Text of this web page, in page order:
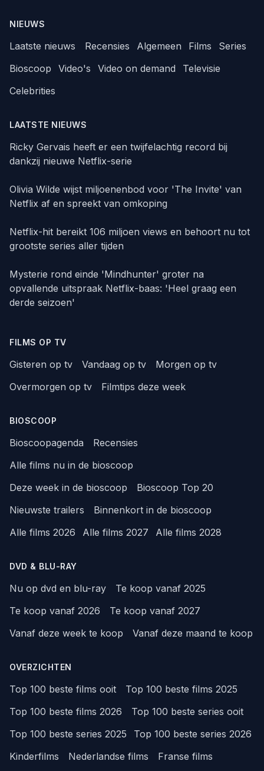
NIEUWS
Laatste nieuws Recensies Algemeen Films
Series
Bioscoop
Video's Video on demand
Televisie
Celebrities
LAATSTE NIEUWS
Ricky Gervais heeft er een twijfelachtig record bij
dankzij nieuwe Netflix-serie
Olivia Wilde wijst miljoenenbod voor 'The Invite' van
Netflix af en spreekt van omkoping
Netflix-hit bereikt 106 miljoen views en behoort nu tot
grootste series aller tijden
Mysterie rond einde 'Mindhunter' groter na
opvallende uitspraak Netflix-baas: 'Heel graag een
derde seizoen'
FILMS OP TV
Gisteren op tv Vandaag op tv
Morgen op tv
Overmorgen op tv
Filmtips deze week
BIOSCOOP
Bioscoopagenda
Recensies
Alle films nu in de bioscoop
Deze week in de bioscoop
Bioscoop Top 20
Nieuwste trailers
Binnenkort in de bioscoop
Alle films 2026
Alle films 2027 Alle films 2028
DVD & BLU-RAY
Nu op dvd en blu-ray
Te koop vanaf 2025
Te koop vanaf 2026
Te koop vanaf 2027
Vanaf deze week te koop
Vanaf deze maand te koop
OVERZICHTEN
Top 100 beste films ooit
Top 100 beste films 2025
Top 100 beste films 2026
Top 100 beste series ooit
Top 100 beste series 2025
Top 100 beste series 2026
Kinderfilms
Nederlandse films
Franse films